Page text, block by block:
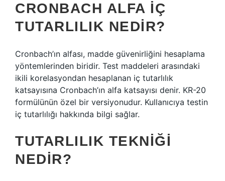
CRONBACH ALFA IÇ
TUTARLILIK NEDIR?
Cronbach’ın alfası, madde güvenirliğini hesaplama
yöntemlerinden biridir. Test maddeleri arasındaki
ikili korelasyondan hesaplanan iç tutarlılık
katsayısına Cronbach’ın alfa katsayısı denir. KR-20
formülünün özel bir versiyonudur. Kullanıcıya testin
iç tutarlılığı hakkında bilgi sağlar.
TUTARLILIK TEKNIĞI
NEDIR?